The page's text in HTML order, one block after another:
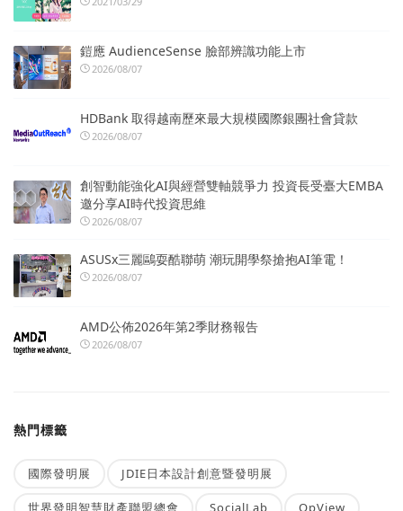
鎧應 AudienceSense 臉部辨識功能上市
2026/08/07
HDBank 取得越南歷來最大規模國際銀團社會貸款
2026/08/07
創智動能強化AI與經營雙軸競爭力 投資長受臺大EMBA
邀分享AI時代投資思維
2026/08/07
ASUSx三麗鷗耍酷聯萌 潮玩開學祭搶抱AI筆電！
2026/08/07
AMD公佈2026年第2季財務報告
2026/08/07
熱門標籤
國際發明展 JDIE日本設計創意暨發明展
世界發明智慧財產聯盟總會 SocialLab OpView